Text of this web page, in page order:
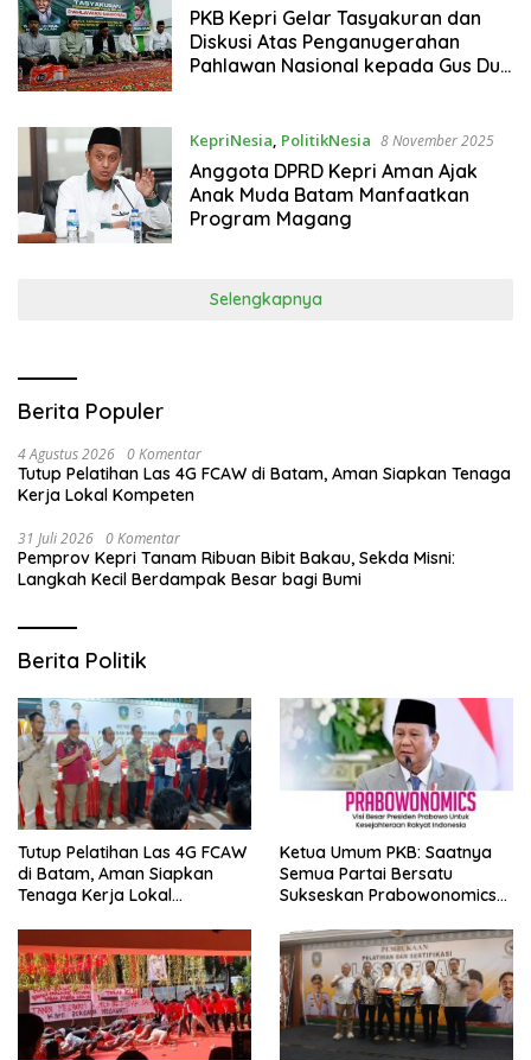
PKB Kepri Gelar Tasyakuran dan
Diskusi Atas Penganugerahan
Pahlawan Nasional kepada Gus Dur
KepriNesia, PolitikNesia 8 November 2025
Anggota DPRD Kepri Aman Ajak
Anak Muda Batam Manfaatkan
Program Magang
Selengkapnya
Berita Populer
4 Agustus 2026 0 Komentar
Tutup Pelatihan Las 4G FCAW di Batam, Aman Siapkan Tenaga
Kerja Lokal Kompeten
31 Juli 2026 0 Komentar
Pemprov Kepri Tanam Ribuan Bibit Bakau, Sekda Misni:
Langkah Kecil Berdampak Besar bagi Bumi
Berita Politik
Tutup Pelatihan Las 4G FCAW
di Batam, Aman Siapkan
Tenaga Kerja Lokal
Ketua Umum PKB: Saatnya
Semua Partai Bersatu
Sukseskan Prabowonomics